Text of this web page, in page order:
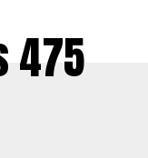
475